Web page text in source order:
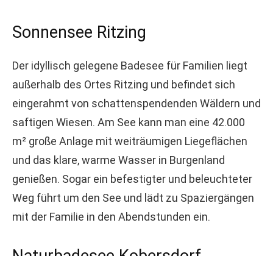
Sonnensee Ritzing
Der idyllisch gelegene Badesee für Familien liegt
außerhalb des Ortes Ritzing und befindet sich
eingerahmt von schattenspendenden Wäldern und
saftigen Wiesen. Am See kann man eine 42.000
m² große Anlage mit weiträumigen Liegeflächen
und das klare, warme Wasser in Burgenland
genießen. Sogar ein befestigter und beleuchteter
Weg führt um den See und lädt zu Spaziergängen
mit der Familie in den Abendstunden ein.